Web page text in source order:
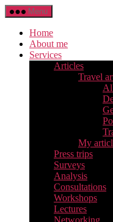
Přejít
k
obsahu
Menu
Home
About me
Services
Articles
Travel
My
Press trips
Surveys
Analysis
Consultations
Workshops
Lectures
Networking